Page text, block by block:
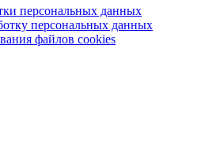
персональных данных
персональных данных
файлов cookies